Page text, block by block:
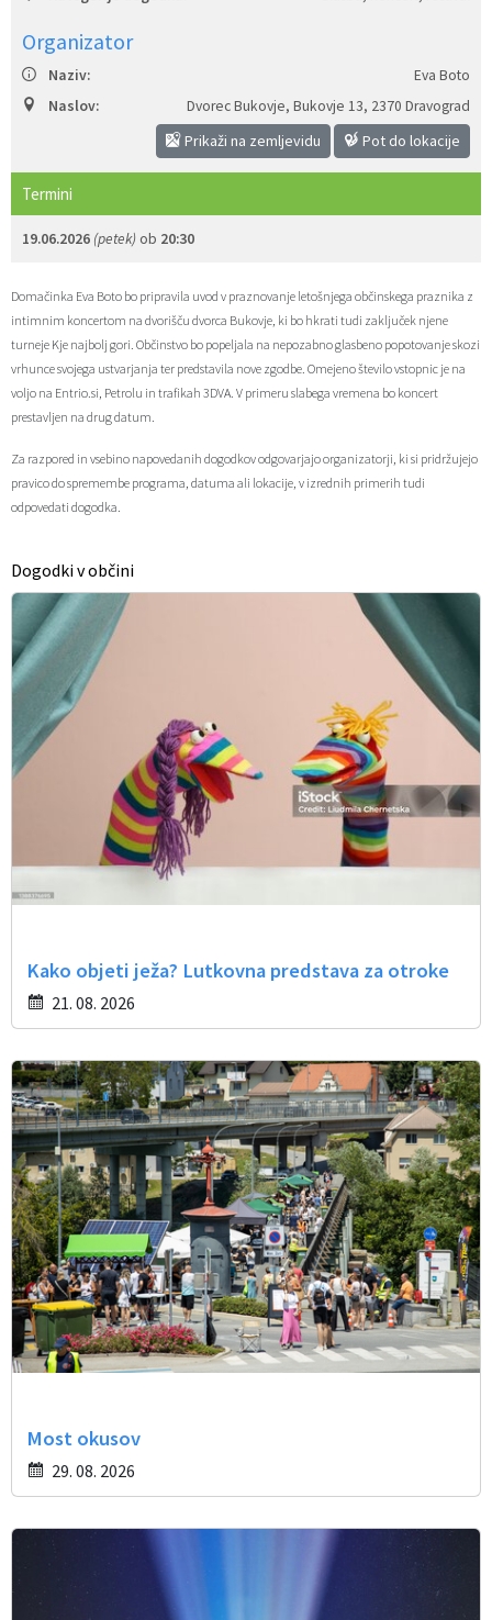
Organizator
Naziv:
Eva Boto
Naslov:
Dvorec Bukovje, Bukovje 13, 2370 Dravograd
Prikaži na zemljevidu Pot do lokacije
Termini
19.06.2026 (petek) ob 20:30
Domačinka Eva Boto bo pripravila uvod v praznovanje letošnjega občinskega praznika z
intimnim koncertom na dvorišču dvorca Bukovje, ki bo hkrati tudi zaključek njene
turneje Kje najbolj gori. Občinstvo bo popeljala na nepozabno glasbeno popotovanje skozi
vrhunce svojega ustvarjanja ter predstavila nove zgodbe. Omejeno število vstopnic je na
voljo na Entrio.si, Petrolu in trafikah 3DVA. V primeru slabega vremena bo koncert
prestavljen na drug datum.
Za razpored in vsebino napovedanih dogodkov odgovarjajo organizatorji, ki si pridržujejo
pravico do spremembe programa, datuma ali lokacije, v izrednih primerih tudi
odpovedati dogodka.
Dogodki v občini
Kako objeti ježa? Lutkovna predstava za otroke
21. 08. 2026
Most okusov
29. 08. 2026
Zaščita prijaviteljev
Katalog informacij javnega značaja
Organigram
Uradne ure
Javni razpisi in objave
Varuhov kotiček
Projekti in investicije
Z mladinskim delom proti prekarnosti mladih – pilotni projekt – DRAVIT DRAVOGRAD
Celostna prometna strategija
Lokalni program za mladino 2023 – 2028
Občinski predpisi
Proračun občine
Izleti in poti
3D model
3D predstavitev občine
Virtualna panorama